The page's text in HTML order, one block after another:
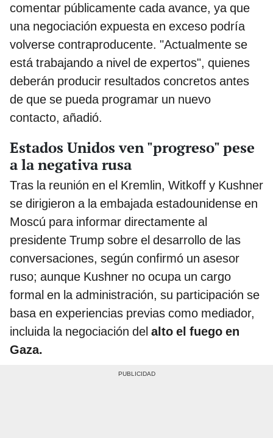
comentar públicamente cada avance, ya que
una negociación expuesta en exceso podría
volverse contraproducente. "Actualmente se
está trabajando a nivel de expertos", quienes
deberán producir resultados concretos antes
de que se pueda programar un nuevo
contacto, añadió.
Estados Unidos ven "progreso" pese
a la negativa rusa
Tras la reunión en el Kremlin, Witkoff y Kushner
se dirigieron a la embajada estadounidense en
Moscú para informar directamente al
presidente Trump sobre el desarrollo de las
conversaciones, según confirmó un asesor
ruso; aunque Kushner no ocupa un cargo
formal en la administración, su participación se
basa en experiencias previas como mediador,
incluida la negociación del alto el fuego en
Gaza.